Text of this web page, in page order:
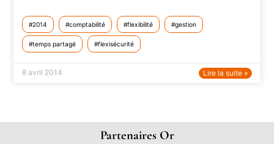
2014 comptabilité flexibilité gestion
temps partagé flexisécurité
8 avril 2014 Lire la suite »
Partenaires Or